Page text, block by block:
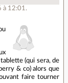
à 12:01 .
(qui sera, de
& co) alors que
faire tourner